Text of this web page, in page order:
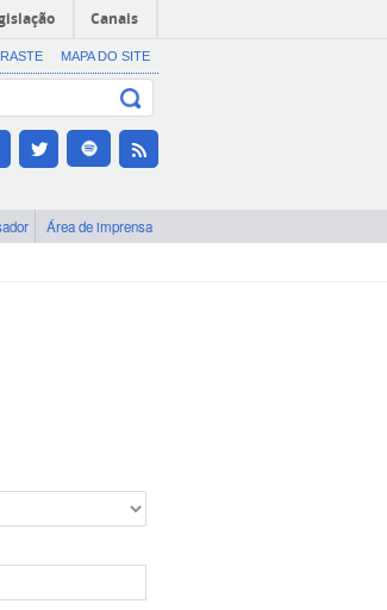
Canais
MAPA DO SITE
Área de imprensa